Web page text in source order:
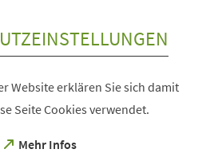
Website erklären Sie sich damit
Seite Cookies verwendet.
Mehr Infos
(Öffnet